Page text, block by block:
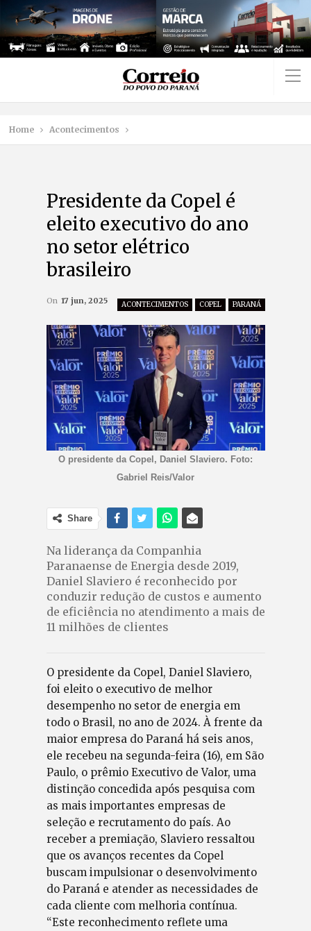
Home Acontecimentos
Presidente da Copel é
eleito executivo do ano
no setor elétrico
brasileiro
ACONTECIMENTOS COPEL PARANÁ
On 17 jun, 2025
O presidente da Copel, Daniel Slaviero. Foto:
Gabriel Reis/Valor
Share
Na liderança da Companhia
Paranaense de Energia desde 2019,
Daniel Slaviero é reconhecido por
conduzir redução de custos e aumento
de eficiência no atendimento a mais de
11 milhões de clientes
O presidente da Copel, Daniel Slaviero,
foi eleito o executivo de melhor
desempenho no setor de energia em
todo o Brasil, no ano de 2024. À frente da
maior empresa do Paraná há seis anos,
ele recebeu na segunda-feira (16), em São
Paulo, o prêmio Executivo de Valor, uma
distinção concedida após pesquisa com
as mais importantes empresas de
seleção e recrutamento do país. Ao
receber a premiação, Slaviero ressaltou
que os avanços recentes da Copel
buscam impulsionar o desenvolvimento
do Paraná e atender as necessidades de
cada cliente com melhoria contínua.
“Este reconhecimento reflete uma